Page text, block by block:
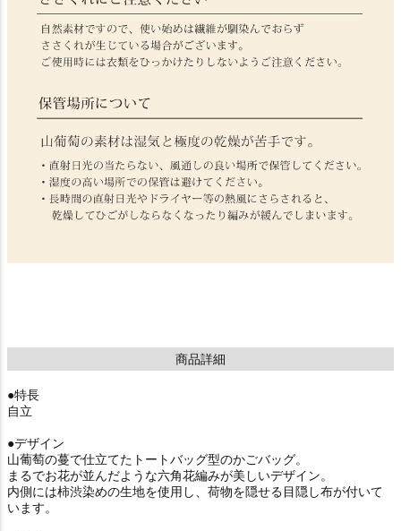
商品詳細
●特長
自立
●デザイン
山葡萄の蔓で仕立てたトートバッグ型のかごバッグ。
まるでお花が並んだような六角花編みが美しいデザイン。
内側には柿渋染めの生地を使用し、荷物を隠せる目隠し布が付いて
います。